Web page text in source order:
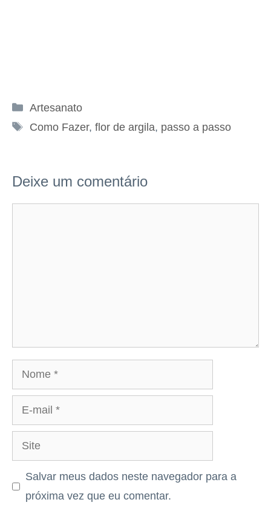
Categorias
Artesanato
Tags
Como Fazer, flor de argila, passo a passo
Deixe um comentário
Nome
mail
Site
Salvar meus dados neste navegador para a
próxima vez que eu comentar.